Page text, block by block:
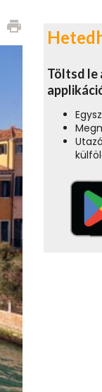
print
Töltsd le